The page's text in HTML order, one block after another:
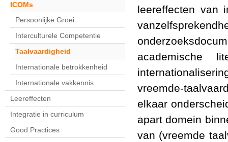
ICOMs
Persoonlijke Groei
Interculturele Competentie
Taalvaardigheid
Internationale betrokkenheid
Internationale vakkennis
Leereffecten
Integratie in curriculum
Good Practices
leereffecten van
academische
vreemde-
elkaar
apart domein
van (vreemde